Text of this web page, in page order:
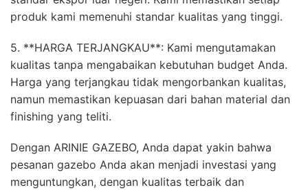
produk kami memenuhi standar kualitas yang tinggi.
5. **HARGA TERJANGKAU**: Kami mengutamakan
kualitas tanpa mengabaikan kebutuhan budget Anda.
Harga yang terjangkau tidak mengorbankan kualitas,
namun memastikan kepuasan dari bahan material dan
finishing yang teliti.
Dengan ARINIE GAZEBO, Anda dapat yakin bahwa
pesanan gazebo Anda akan menjadi investasi yang
menguntungkan, dengan kualitas terbaik dan